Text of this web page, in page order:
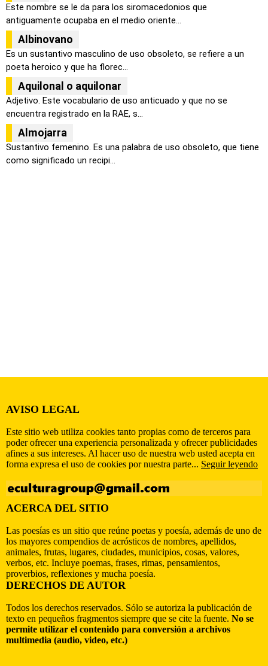
Este nombre se le da para los siromacedonios que
antiguamente ocupaba en el medio oriente...
Albinovano
Es un sustantivo masculino de uso obsoleto, se refiere a un
poeta heroico y que ha florec...
Aquilonal o aquilonar
Adjetivo. Este vocabulario de uso anticuado y que no se
encuentra registrado en la RAE, s...
Almojarra
Sustantivo femenino. Es una palabra de uso obsoleto, que tiene
como significado un recipi...
AVISO LEGAL
Este sitio web utiliza cookies tanto propias como de terceros para
poder ofrecer una experiencia personalizada y ofrecer publicidades
afines a sus intereses. Al hacer uso de nuestra web usted acepta en
forma expresa el uso de cookies por nuestra parte... Seguir leyendo
ACERCA DEL SITIO
Las poesías es un sitio que reúne poetas y poesía, además de uno de
los mayores compendios de acrósticos de nombres, apellidos,
animales, frutas, lugares, ciudades, municipios, cosas, valores,
verbos, etc. Incluye poemas, frases, rimas, pensamientos,
proverbios, reflexiones y mucha poesía.
DERECHOS DE AUTOR
Todos los derechos reservados. Sólo se autoriza la publicación de
texto en pequeños fragmentos siempre que se cite la fuente. No se
permite utilizar el contenido para conversión a archivos
multimedia (audio, video, etc.)